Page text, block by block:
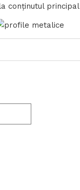
conținutul principal